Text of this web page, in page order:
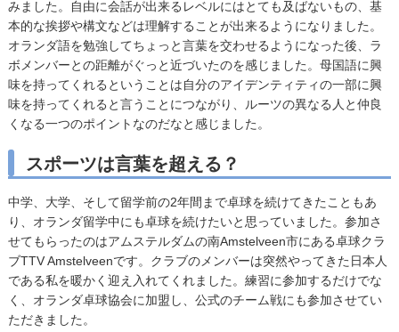
みました。自由に会話が出来るレベルにはとても及ばないもの、基
本的な挨拶や構文などは理解することが出来るようになりました。
オランダ語を勉強してちょっと言葉を交わせるようになった後、ラ
ボメンバーとの距離がぐっと近づいたのを感じました。母国語に興
味を持ってくれるということは自分のアイデンティティの一部に興
味を持ってくれると言うことにつながり、ルーツの異なる人と仲良
くなる一つのポイントなのだなと感じました。
スポーツは言葉を超える？
中学、大学、そして留学前の2年間まで卓球を続けてきたこともあ
り、オランダ留学中にも卓球を続けたいと思っていました。参加さ
せてもらったのはアムステルダムの南Amstelveen市にある卓球クラ
ブTTV Amstelveenです。クラブのメンバーは突然やってきた日本人
である私を暖かく迎え入れてくれました。練習に参加するだけでな
く、オランダ卓球協会に加盟し、公式のチーム戦にも参加させてい
ただきました。